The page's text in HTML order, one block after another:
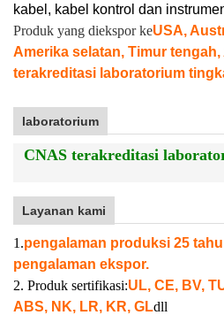
kabel, kabel kontrol dan
Produk yang diekspor keUSA,
Amerika selatan, Timur tengah,
terakreditasi laboratorium
laboratorium
CNAS terakreditasi
Layanan kami
1.pengalaman produksi 25
pengalaman ekspor.
2. Produk sertifikasi:UL, CE, BV,
ABS, NK, LR, KR, GLdll